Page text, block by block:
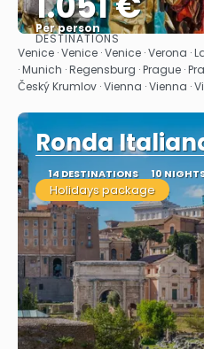
Per person
DESTINATIONS
Venice · Venice · Venice · Verona
· Munich · Regensburg · Prague ·
Český Krumlov · Vienna · Vienna ·
Ronda
14 DESTINATIONS 10
Holidays package